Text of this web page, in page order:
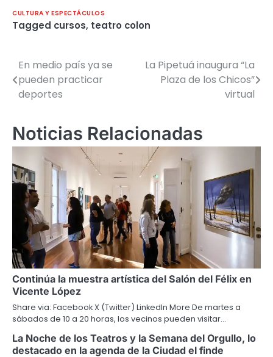
CULTURA Y ESPECTÁCULOS
Tagged cursos, teatro colon
Navegación
de
En medio país ya se
pueden practicar
deportes
La Pipetuá inaugura “La
Plaza de los Chicos”
virtual
Noticias Relacionadas
Continúa la muestra artística del Salón del Félix en
Vicente López
Share via: Facebook X (Twitter) LinkedIn More De martes a
sábados de 10 a 20 horas, los vecinos pueden visitar…
La Noche de los Teatros y la Semana del Orgullo, lo
destacado en la agenda de la Ciudad el finde